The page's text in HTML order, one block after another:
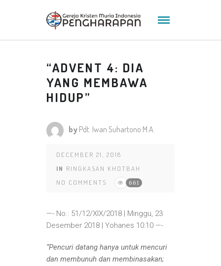
“ADVENT 4: DIA
YANG MEMBAWA
HIDUP”
by Pdt. Iwan Suhartono M.A.
DECEMBER 21, 2018
IN RINGKASAN KHOTBAH
NO COMMENTS
661
—- No.: 51/12/XIX/2018 | Minggu, 23
Desember 2018 | Yohanes 10:10 —-
“Pencuri datang hanya untuk mencuri
dan membunuh dan membinasakan;